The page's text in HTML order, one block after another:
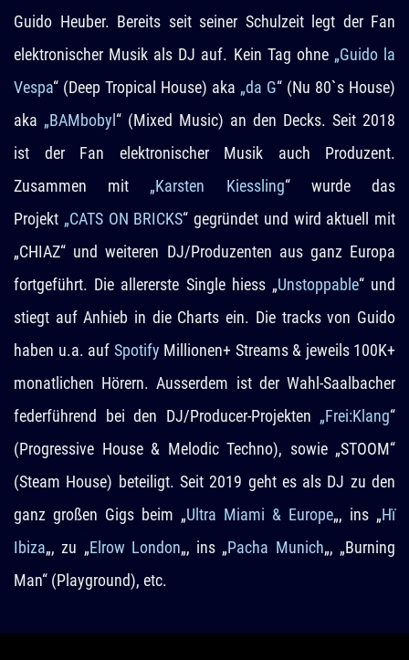
Guido Heuber. Bereits seit seiner Schulzeit legt der Fan
elektronischer Musik als DJ auf. Kein Tag ohne „Guido la
Vespa“ (Deep Tropical House) aka „da G“ (Nu 80`s House)
aka „BAMbobyl “ (Mixed Music) an den Decks. Seit 2018
ist der Fan elektronischer Musik auch Produzent.
Zusammen mit „Karsten Kiessling“ wurde das
Projekt „CATS ON BRICKS“ gegründet und wird aktuell mit
„CHIAZ“ und weiteren DJ/Produzenten aus ganz Europa
fortgeführt. Die allererste Single hiess „Unstoppable“ und
stiegt auf Anhieb in die Charts ein. Die tracks von Guido
haben u.a. auf Spotify Millionen+ Streams & jeweils 100K+
monatlichen Hörern. Ausserdem ist der Wahl-Saalbacher
federführend bei den DJ/Producer-Projekten „Frei:Klang“
(Progressive House & Melodic Techno), sowie „STOOM“
(Steam House) beteiligt. Seit 2019 geht es als DJ zu den
ganz großen Gigs beim „Ultra Miami & Europe„, ins „Hï
Ibiza„, zu „Elrow London„, ins „Pacha Munich„, „Burning
Man“ (Playground), etc.